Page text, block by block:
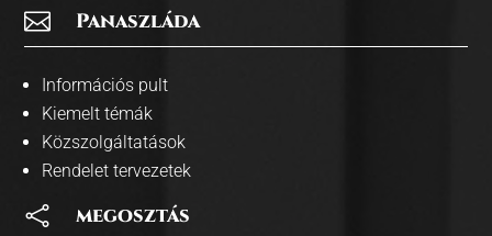
 Panaszláda
Információs pult
Kiemelt témák
Közszolgáltatások
Rendelet tervezetek
 megosztás